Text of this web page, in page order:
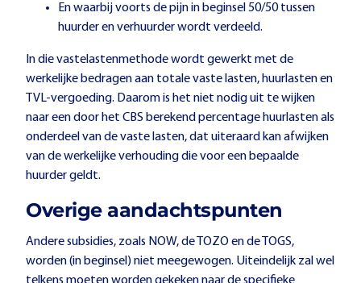
En waarbij voorts de pijn in beginsel 50/50 tussen
huurder en verhuurder wordt verdeeld.
In die vastelastenmethode wordt gewerkt met de
werkelijke bedragen aan totale vaste lasten, huurlasten en
TVL-vergoeding. Daarom is het niet nodig uit te wijken
naar een door het CBS berekend percentage huurlasten als
onderdeel van de vaste lasten, dat uiteraard kan afwijken
van de werkelijke verhouding die voor een bepaalde
huurder geldt.
Overige aandachtspunten
Andere subsidies, zoals NOW, de TOZO en de TOGS,
worden (in beginsel) niet meegewogen. Uiteindelijk zal wel